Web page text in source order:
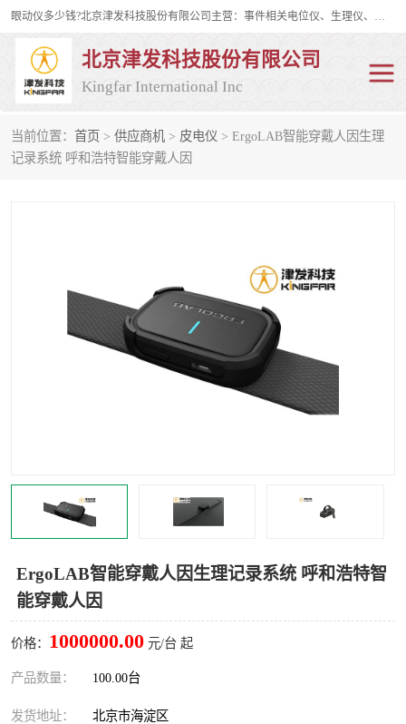
眼动仪多少钱?北京津发科技股份有限公司主营：事件相关电位仪、生理仪、肌电仪、脑电仪、皮电仪、眼动仪；是国家级高新技术企业、科技部认定的科技型中小企业和中关村高新技术企业，具备保密资格，具备自主进出口经营权；自主研发技术、产品与服务荣获多项省部级科学技术奖励、国家发明专利、国家软件著作权和省部级新技术新产品（服务）认证。
北京津发科技股份有限公司
Kingfar International Inc
当前位置： 首页 > 供应商机 > 皮电仪 > ErgoLAB智能穿戴人因生理
记录系统 呼和浩特智能穿戴人因
ErgoLAB智能穿戴人因生理记录系统 呼和浩特智
能穿戴人因
价格： 1000000.00 元/台 起
产品数量： 100.00台
发货地址： 北京市海淀区
皮电仪
行为观察与表情分析 动作捕捉与生物力学
情绪与生理记录 人机交互实验室
神经营销与消费行为实验 车俩与驾驶模拟